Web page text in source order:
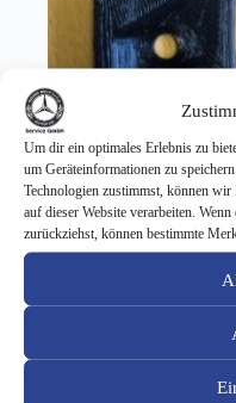
Um dir ein optimales Erlebnis zu
um Geräteinformationen zu
Technologien zustimmst, können
auf dieser Website verarbeiten.
zurückziehst, können bestimmte
Anschlag